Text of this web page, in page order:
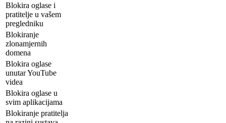
Blokira oglase i
pratitelje u vašem
pregledniku
Blokiranje
zlonamjernih
domena
Blokira oglase
unutar YouTube
videa
Blokira oglase u
svim aplikacijama
Blokiranje pratitelja